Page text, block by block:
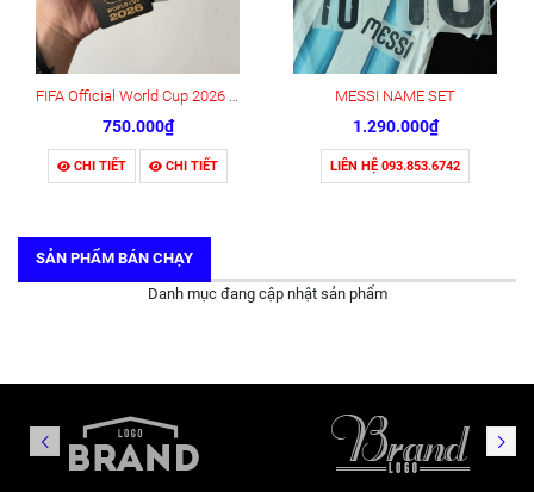
FIFA Official World Cup 2026 Fan ID Pass Card
750.000₫
CHI TIẾT CHI TIẾT
MESSI NAME SET
1.290.000₫
LIÊN HỆ 093.853.6742
SẢN PHẨM BÁN CHẠY
Danh mục đang cập nhật sản phẩm